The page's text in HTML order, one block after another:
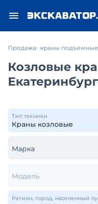
Продажа краны подъемные
Козловые
Тип техники
Марка
Модель
Регион, город, населенный